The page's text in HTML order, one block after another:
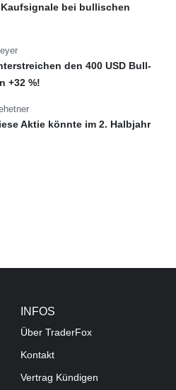
bei bullischen
den 400 USD Bull-
+32 %!
Aktie könnte im 2. Halbjahr
INFOS
Über TraderFox
Kontakt
Vertrag Kündigen